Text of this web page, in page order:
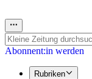
Abonnent:in werden
Rubriken